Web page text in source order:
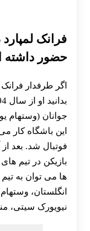
فرانک
حضور
اگر طرفدار
جوانان (وستهام
این باشگاه کار
فوتبال شد. بعد
بازیکن در تیم
انگلستان،
نیویورک سیتی،